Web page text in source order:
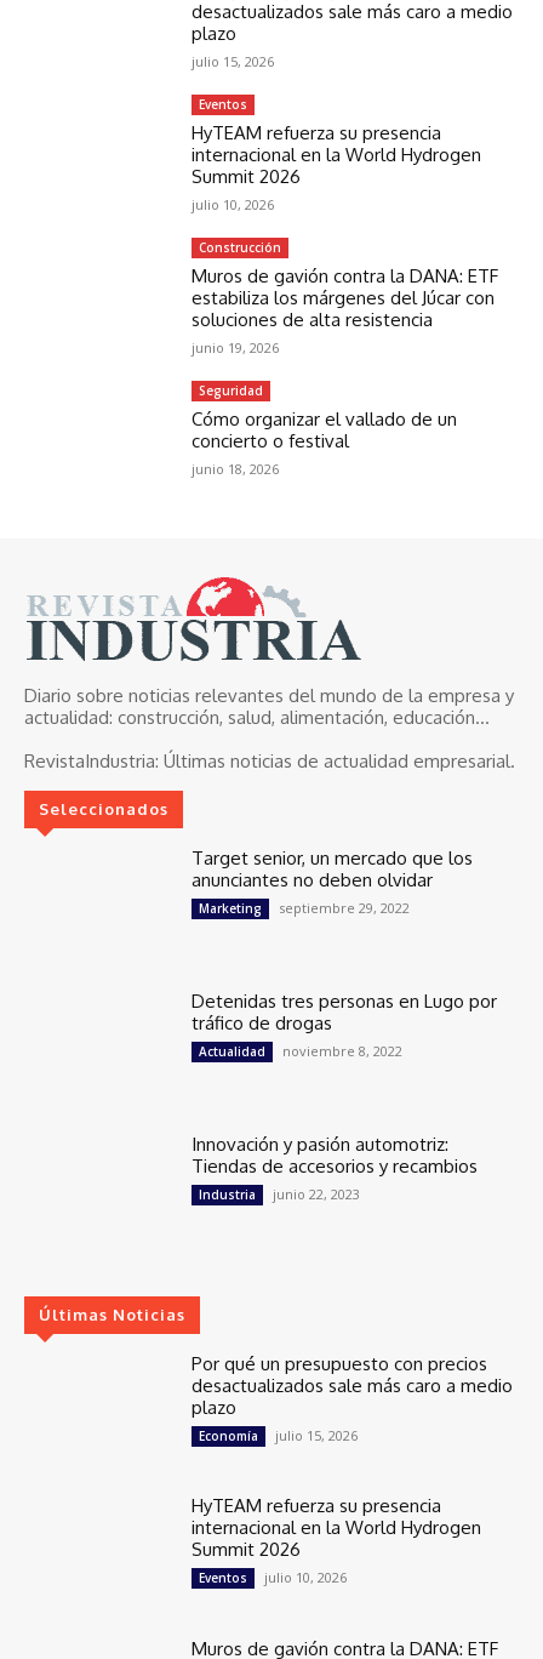
desactualizados sale más caro a medio
plazo
julio 15, 2026
Eventos
HyTEAM refuerza su presencia
internacional en la World Hydrogen
Summit 2026
julio 10, 2026
Construcción
Muros de gavión contra la DANA: ETF
estabiliza los márgenes del Júcar con
soluciones de alta resistencia
junio 19, 2026
Seguridad
Cómo organizar el vallado de un
concierto o festival
junio 18, 2026
Diario sobre noticias relevantes del mundo de la empresa y
actualidad: construcción, salud, alimentación, educación...
RevistaIndustria: Últimas noticias de actualidad empresarial.
Seleccionados
Target senior, un mercado que los
anunciantes no deben olvidar
Marketing septiembre 29, 2022
Detenidas tres personas en Lugo por
tráfico de drogas
Actualidad noviembre 8, 2022
Innovación y pasión automotriz:
Tiendas de accesorios y recambios
Industria junio 22, 2023
Últimas Noticias
Por qué un presupuesto con precios
desactualizados sale más caro a medio
plazo
Economía julio 15, 2026
HyTEAM refuerza su presencia
internacional en la World Hydrogen
Summit 2026
Eventos julio 10, 2026
Muros de gavión contra la DANA: ETF